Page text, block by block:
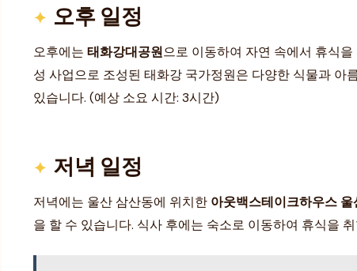
오후 일정
오후에는 태화강대공원으로 이동하여 자연 속에서 휴식
성 사업으로 조성된 태화강 국가정원은 다양한 식물과 아
있습니다. (예상 소요 시간: 3시간)
저녁 일정
저녁에는 울산 삼산동에 위치한 아웃백스테이크하우스 울
을 할 수 있습니다. 식사 후에는 숙소로 이동하여 휴식을